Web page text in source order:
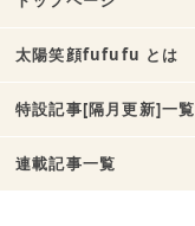
太陽笑顔fufufu とは
特設記事[隔月更新]一覧
連載記事一覧